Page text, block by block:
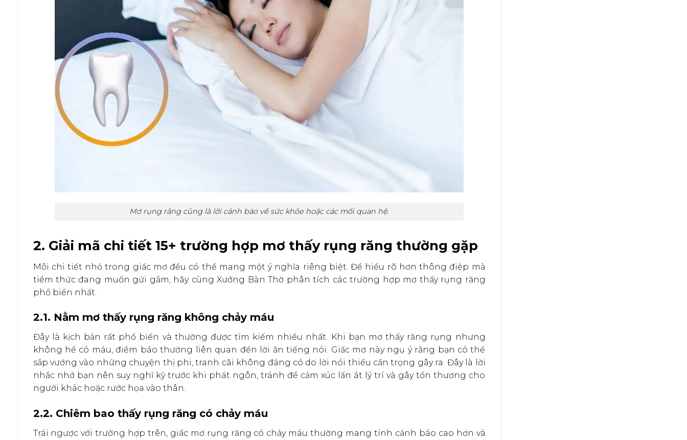
Mơ rụng răng cũng là lời cảnh báo về sức khỏe hoặc các mối quan hệ.
2. Giải mã chi tiết 15+ trường hợp mơ thấy rụng răng thường gặp
Mỗi chi tiết nhỏ trong giấc mơ đều có thể mang một ý nghĩa riêng biệt. Để hiểu rõ hơn thông điệp mà
tiềm thức đang muốn gửi gắm, hãy cùng Xưởng Bàn Thờ phân tích các trường hợp mơ thấy rụng răng
phổ biến nhất.
2.1. Nằm mơ thấy rụng răng không chảy máu
Đây là kịch bản rất phổ biến và thường được tìm kiếm nhiều nhất. Khi bạn mơ thấy răng rụng nhưng
không hề có máu, điềm báo thường liên quan đến lời ăn tiếng nói. Giấc mơ này ngụ ý rằng bạn có thể
sắp vướng vào những chuyện thị phi, tranh cãi không đáng có do lời nói thiếu cẩn trọng gây ra. Đây là lời
nhắc nhở bạn nên suy nghĩ kỹ trước khi phát ngôn, tránh để cảm xúc lấn át lý trí và gây tổn thương cho
người khác hoặc rước họa vào thân.
2.2. Chiêm bao thấy rụng răng có chảy máu
Trái ngược với trường hợp trên, giấc mơ rụng răng có chảy máu thường mang tính cảnh báo cao hơn và